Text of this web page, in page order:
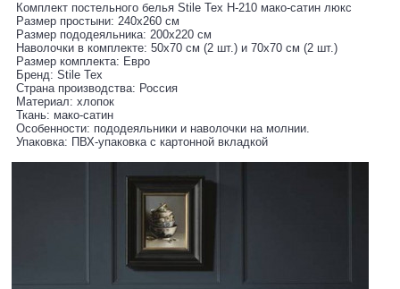
Комплект постельного белья Stile Tex H-210 мако-сатин люкс
Размер простыни: 240х260 см
Размер пододеяльника: 200х220 см
Наволочки в комплекте: 50х70 см (2 шт.) и 70х70 см (2 шт.)
Размер комплекта: Евро
Бренд: Stile Tex
Страна производства: Россия
Материал: хлопок
Ткань: мако-сатин
Особенности: пододеяльники и наволочки на молнии.
Упаковка: ПВХ-упаковка с картонной вкладкой